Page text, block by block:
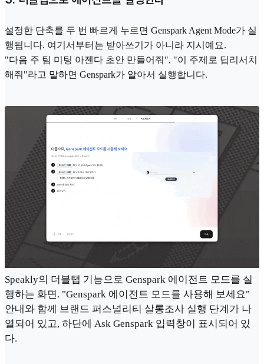
설정한 단축를 두 번 빠르게 누르면 Genspark Agent Mode가 실
행됩니다. 여기서부터는 받아쓰기가 아니라 지시예요.
"다음 주 팀 미팅 아젠다 초안 만들어줘", "이 주제로 딥리서치
해줘"라고 말하면 Genspark가 알아서 실행합니다.
Speakly의 더블탭 기능으로 Genspark 에이전트 모드를 실
행하는 화면. "Genspark 에이전트 모드를 사용해 보세요"
안내와 함께 브랜드 퍼스널리티 살롱조사 실행 단계가 나
열되어 있고, 하단에 Ask Genspark 입력창이 표시되어 있
다.